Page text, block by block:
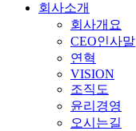
회사소개
회사개요
CEO인사말
연혁
VISION
조직도
윤리경영
오시는길